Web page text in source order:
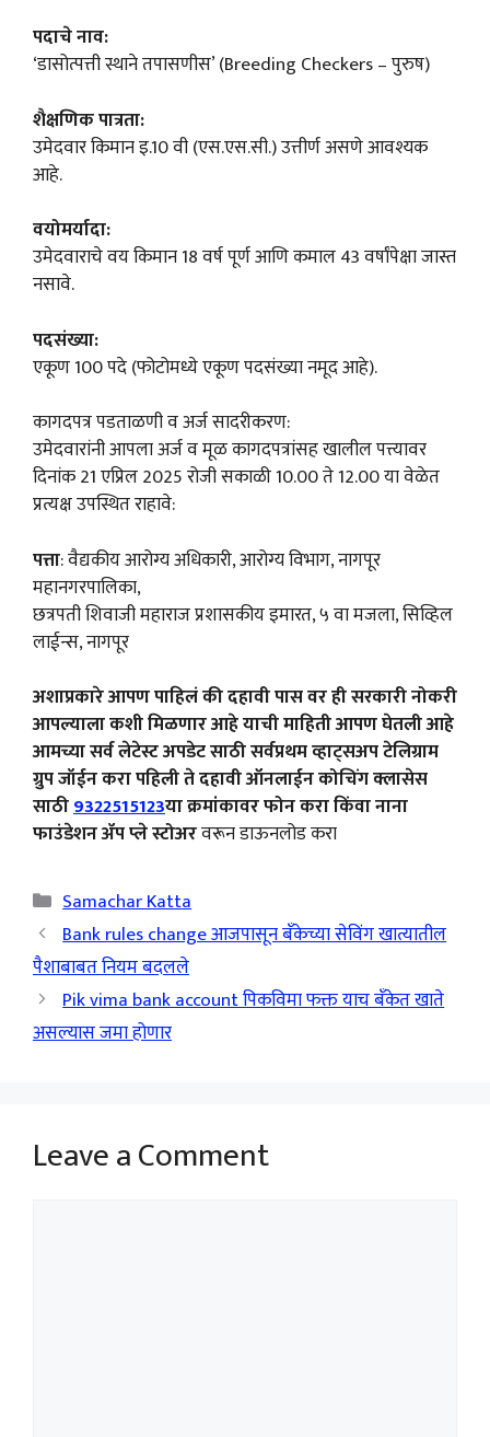
पदाचे नाव:
‘डासोत्पत्ती स्थाने तपासणीस’ (Breeding Checkers – पुरुष)
शैक्षणिक पात्रता:
उमेदवार किमान इ.10 वी (एस.एस.सी.) उत्तीर्ण असणे आवश्यक
आहे.
वयोमर्यादा:
उमेदवाराचे वय किमान 18 वर्ष पूर्ण आणि कमाल 43 वर्षांपेक्षा जास्त
नसावे.
पदसंख्या:
एकूण 100 पदे (फोटोमध्ये एकूण पदसंख्या नमूद आहे).
कागदपत्र पडताळणी व अर्ज सादरीकरण:
उमेदवारांनी आपला अर्ज व मूळ कागदपत्रांसह खालील पत्त्यावर
दिनांक 21 एप्रिल 2025 रोजी सकाळी 10.00 ते 12.00 या वेळेत
प्रत्यक्ष उपस्थित राहावे:
पत्ता: वैद्यकीय आरोग्य अधिकारी, आरोग्य विभाग, नागपूर
महानगरपालिका,
छत्रपती शिवाजी महाराज प्रशासकीय इमारत, ५ वा मजला, सिव्हिल
लाईन्स, नागपूर
अशाप्रकारे आपण पाहिलं की दहावी पास वर ही सरकारी नोकरी
आपल्याला कशी मिळणार आहे याची माहिती आपण घेतली आहे
आमच्या सर्व लेटेस्ट अपडेट साठी सर्वप्रथम व्हाट्सअप टेलिग्राम
ग्रुप जॉईन करा पहिली ते दहावी ऑनलाईन कोचिंग क्लासेस
साठी9322515123या क्रमांकावर फोन करा किंवा नाना
फाउंडेशन ॲप प्ले स्टोअरवरून डाऊनलोड करा
Categories
Samachar Katta
Bank rules change आजपासून बँकेच्या सेविंग खात्यातील
पैशाबाबत नियम बदलले
Pik vima bank account पिकविमा फक्त याच बँकेत खाते
असल्यास जमा होणार
Leave a Comment